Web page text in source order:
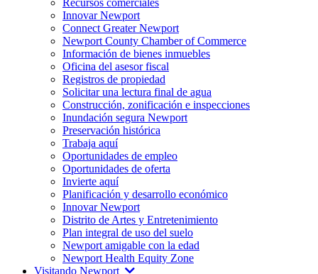
Innovar Newport
Connect Greater Newport
Newport County Chamber of Commerce
Información de bienes inmuebles
Oficina del asesor fiscal
Registros de propiedad
Solicitar una lectura final de agua
Construcción, zonificación e inspecciones
Inundación segura Newport
Preservación histórica
Trabaja aquí
Oportunidades de empleo
Oportunidades de oferta
Invierte aquí
Planificación y desarrollo económico
Innovar Newport
Distrito de Artes y Entretenimiento
Plan integral de uso del suelo
Newport amigable con la edad
Newport Health Equity Zone
Visitando Newport